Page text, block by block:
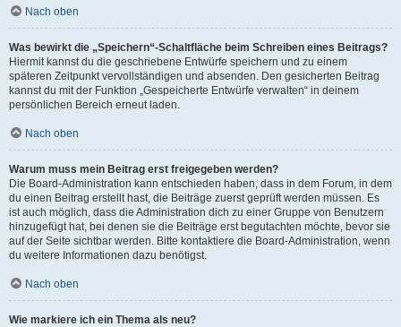
Nach oben
Was bewirkt die „Speichern“-Schaltfläche beim Schreiben eines Beitrags?
Hiermit kannst du die geschriebene Entwürfe speichern und zu einem
späteren Zeitpunkt vervollständigen und absenden. Den gesicherten Beitrag
kannst du mit der Funktion „Gespeicherte Entwürfe verwalten“ in deinem
persönlichen Bereich erneut laden.
Nach oben
Warum muss mein Beitrag erst freigegeben werden?
Die Board-Administration kann entschieden haben, dass in dem Forum, in dem
du einen Beitrag erstellt hast, die Beiträge zuerst geprüft werden müssen. Es
ist auch möglich, dass die Administration dich zu einer Gruppe von Benutzern
hinzugefügt hat, bei denen sie die Beiträge erst begutachten möchte, bevor sie
auf der Seite sichtbar werden. Bitte kontaktiere die Board-Administration, wenn
du weitere Informationen dazu benötigst.
Nach oben
Wie markiere ich ein Thema als neu?